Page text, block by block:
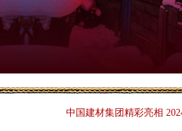
中国建材集团精彩亮相 2024